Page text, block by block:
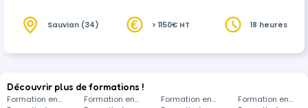
Sauvian (34) > 1150€ HT 18 heures
Découvrir plus de formations !
Formation en
Formation en
Formation en
Formation en